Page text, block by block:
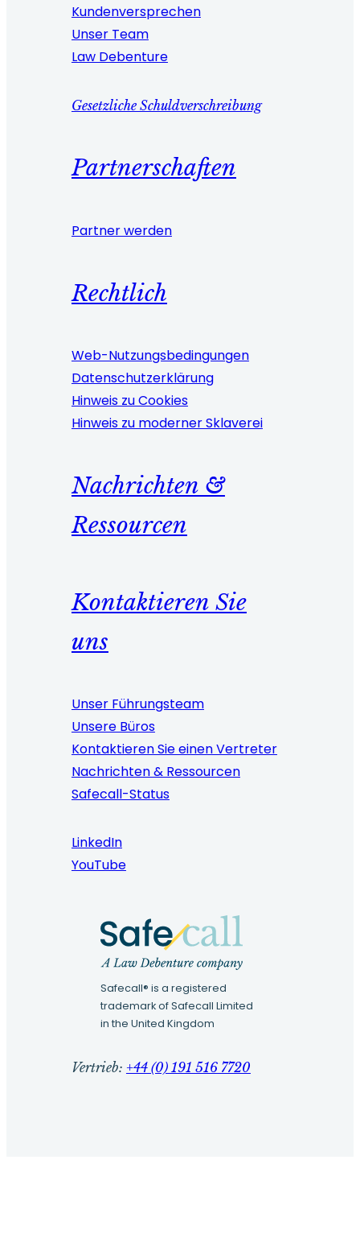
Kundenversprechen
Unser Team
Law Debenture
Gesetzliche Schuldverschreibung
Partnerschaften
Partner werden
Rechtlich
Web-Nutzungsbedingungen
Datenschutzerklärung
Hinweis zu Cookies
Hinweis zu moderner Sklaverei
Nachrichten &
Ressourcen
Kontaktieren Sie
uns
Unser Führungsteam
Unsere Büros
Kontaktieren Sie einen Vertreter
Nachrichten & Ressourcen
Safecall-Status
LinkedIn
YouTube
Safecall® is a registered
trademark of Safecall Limited
in the United Kingdom
Vertrieb: +44 (0) 191 516 7720